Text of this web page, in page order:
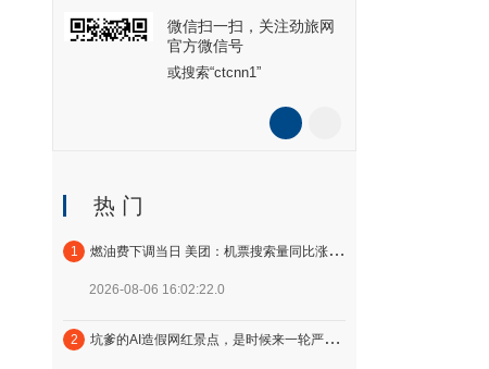
微信扫一扫，关注劲旅网
官方微信号
或搜索“ctcnn1”
热 门
1 燃油费下调当日 美团：机票搜索量同比涨42%，京沪航线最热
2026-08-06 16:02:22.0
2 坑爹的AI造假网红景点，是时候来一轮严打了